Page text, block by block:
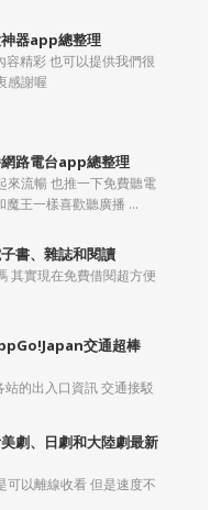
器app總整理
精彩 也可以提供我們很
感謝喔
路電台app總整理
來流暢 也推一下免費聽電
王一樣喜歡聽廣播 ...
書、雜誌和閱讀
其實現在免費借閱超方便
交通超棒
站的出入口資訊 交通接駁
劇、日劇和大陸劇最新
可以離線收看 但是速度不